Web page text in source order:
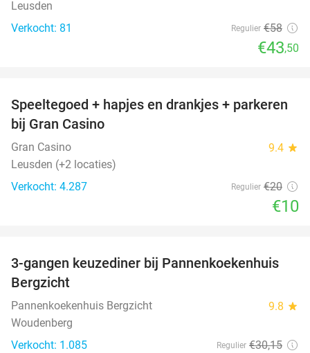
Leusden
Verkocht: 81
Regulier €58
€43,50
50%
Speeltegoed + hapjes en drankjes + parkeren
bij Gran Casino
Gran Casino 9.4 star
Leusden (+2 locaties)
Verkocht: 4.287
Regulier €20
€10
42%
3-gangen keuzediner bij Pannenkoekenhuis
Bergzicht
Pannenkoekenhuis Bergzicht 9.8 star
Woudenberg
Verkocht: 1.085
Regulier €30,15